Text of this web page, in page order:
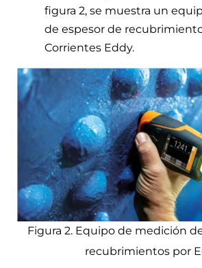
figura 2, se muestra un
de espesor de
Corrientes Eddy.
Figura 2. Equipo de medición
recubrimientos por